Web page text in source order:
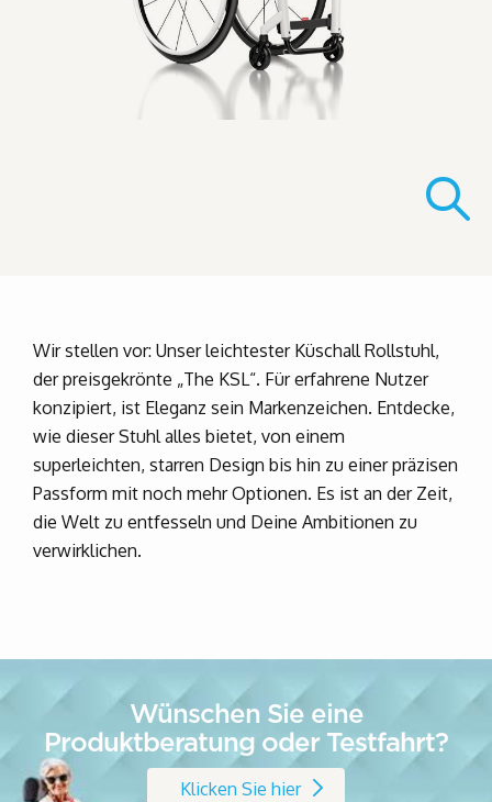
Wir stellen vor: Unser leichtester Küschall Rollstuhl,
der preisgekrönte „The KSL“. Für erfahrene Nutzer
konzipiert, ist Eleganz sein Markenzeichen. Entdecke,
wie dieser Stuhl alles bietet, von einem
superleichten, starren Design bis hin zu einer präzisen
Passform mit noch mehr Optionen. Es ist an der Zeit,
die Welt zu entfesseln und Deine Ambitionen zu
verwirklichen.
Wünschen Sie eine
Produktberatung oder Testfahrt?
Klicken Sie hier